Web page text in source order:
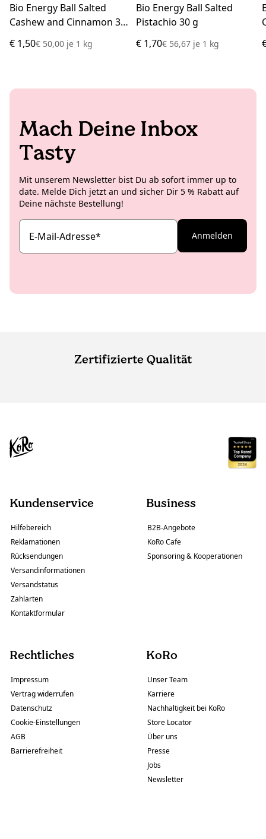
Bio Energy Ball Salted
Cashew and Cinnamon 30
€ 1,50€ 50,00 je 1 kg
Bio Energy Ball Salted
Pistachio 30 g
€ 1,70€ 56,67 je1 kg
Mach Deine Inbox
Tasty
Mit unserem Newsletter bist Du ab sofort immer up to
date. Melde Dich jetzt an und sicher Dir 5 % Rabatt auf
Deine nächste Bestellung!
E-Mail-Adresse* Anmelden
Zertifizierte Qualität
Kundenservice
Hilfebereich
Reklamationen
Rücksendungen
Versandinformationen
Versandstatus
Zahlarten
Kontaktformular
Business
B2B-Angebote
KoRo Cafe
Sponsoring & Kooperationen
Rechtliches
Impressum
Vertrag widerrufen
Datenschutz
Cookie-Einstellungen
AGB
Barrierefreiheit
KoRo
Unser Team
Karriere
Nachhaltigkeit bei KoRo
Store Locator
Über uns
Presse
Jobs
Newsletter